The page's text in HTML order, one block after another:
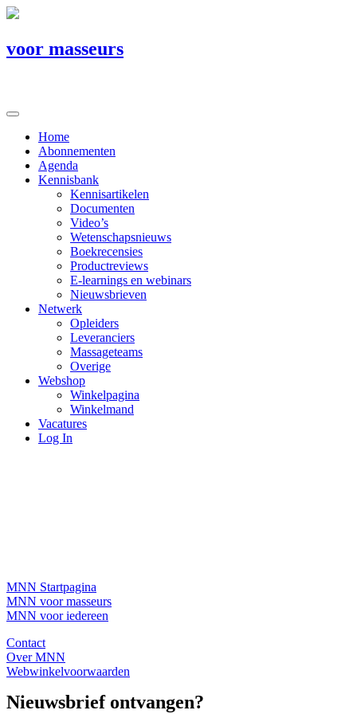
voor masseurs
Home
Abonnementen
Agenda
Kennisbank
Kennisartikelen
Documenten
Video’s
Wetenschapsnieuws
Boekrecensies
Productreviews
E-learnings en webinars
Nieuwsbrieven
Netwerk
Opleiders
Leveranciers
Massageteams
Overige
Webshop
Winkelpagina
Winkelmand
Vacatures
Log In
MNN Startpagina
MNN voor masseurs
MNN voor iedereen
Contact
Over MNN
Webwinkelvoorwaarden
Nieuwsbrief ontvangen?